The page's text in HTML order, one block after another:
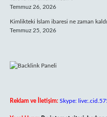
Temmuz 26, 2026
Kimlikteki İslam ibaresi ne zaman
Temmuz 25, 2026
Reklam ve İletişim: Skype: